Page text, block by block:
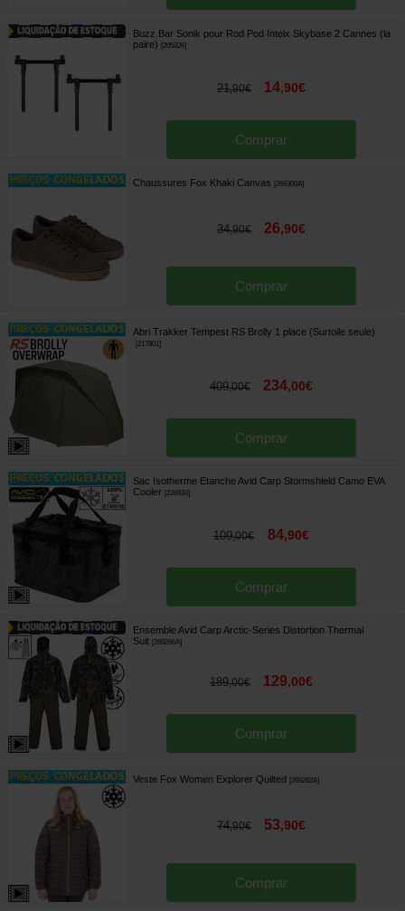
Buzz Bar Sonik pour Rod Pod Intelx Skybase 2 Cannes (la
paire)
205826]
21,90€ 14,90€
Comprar
Chaussures Fox Khaki Canvas 269300A]
34,90€ 26,90€
Comprar
Abri Trakker Tempest RS Brolly 1 place (Surtoile seule)
217801]
409,00€ 234,00€
Comprar
Sac Isotherme Etanche Avid Carp Stormshield Camo EVA
Cooler
226934]
109,00€ 84,90€
Comprar
Ensemble Avid Carp Arctic-Series Distortion Thermal
Suit
269266A]
189,00€ 129,00€
Comprar
Veste Fox Women Explorer Quilted 269262A]
74,90€ 53,90€
Comprar